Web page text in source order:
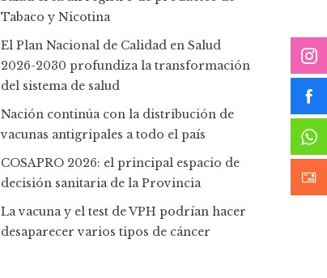
Tabaco y Nicotina
El Plan Nacional de Calidad en Salud
2026-2030 profundiza la transformación
del sistema de salud
Nación continúa con la distribución de
vacunas antigripales a todo el país
COSAPRO 2026: el principal espacio de
decisión sanitaria de la Provincia
La vacuna y el test de VPH podrían hacer
desaparecer varios tipos de cáncer